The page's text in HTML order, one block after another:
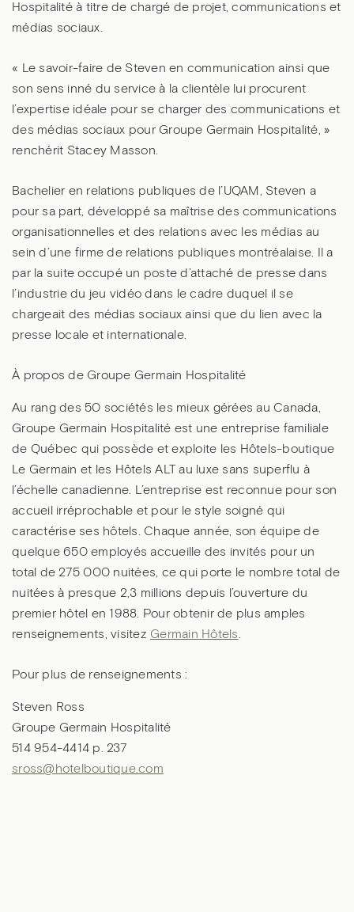
Hospitalité à titre de chargé de projet, communications et
médias sociaux.
« Le savoir-faire de Steven en communication ainsi que
son sens inné du service à la clientèle lui procurent
l’expertise idéale pour se charger des communications et
des médias sociaux pour Groupe Germain Hospitalité, »
renchérit Stacey Masson.
Bachelier en relations publiques de l’UQAM, Steven a
pour sa part, développé sa maîtrise des communications
organisationnelles et des relations avec les médias au
sein d’une firme de relations publiques montréalaise. Il a
par la suite occupé un poste d’attaché de presse dans
l’industrie du jeu vidéo dans le cadre duquel il se
chargeait des médias sociaux ainsi que du lien avec la
presse locale et internationale.
À propos de Groupe Germain Hospitalité
Au rang des 50 sociétés les mieux gérées au Canada,
Groupe Germain Hospitalité est une entreprise familiale
de Québec qui possède et exploite les Hôtels-boutique
Le Germain et les Hôtels ALT au luxe sans superflu à
l’échelle canadienne. L’entreprise est reconnue pour son
accueil irréprochable et pour le style soigné qui
caractérise ses hôtels. Chaque année, son équipe de
quelque 650 employés accueille des invités pour un
total de 275 000 nuitées, ce qui porte le nombre total de
nuitées à presque 2,3 millions depuis l’ouverture du
premier hôtel en 1988. Pour obtenir de plus amples
renseignements, visitez Germain Hôtels.
Pour plus de renseignements :
Steven Ross
Groupe Germain Hospitalité
514 954-4414 p. 237
sross@hotelboutique.com